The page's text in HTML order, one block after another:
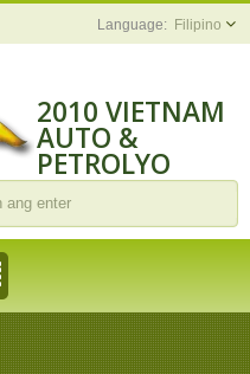
Filipino
2010 VIETNAM
AUTO &
PETROLYO